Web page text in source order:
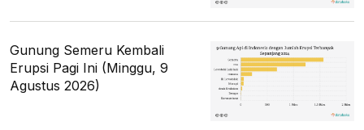
Gunung Semeru Kembali
Erupsi Pagi Ini (Minggu, 9
Agustus 2026)